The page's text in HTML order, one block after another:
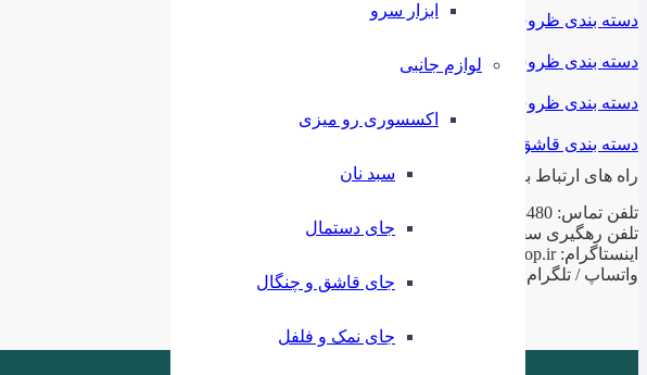
ابزار سرو
لوازم جانبی
اکسسوری رو میزی
سبد نان
جای دستمال
جای قاشق و چنگال
جای نمک و فلفل
دسته بندی ظروف استیل
دسته بندی ظروف فلزی
دسته بندی ظروف چینی
دسته بندی قاشق و چنگال
راه های ارتباط با ما
تلفن تماس: 02188943480 – 02155470813 – 02155470280
تلفن رهگیری سفارشات: 09199797956
اینستاگرام: ilashop.ir
واتساپ / تلگرام: 09199797956